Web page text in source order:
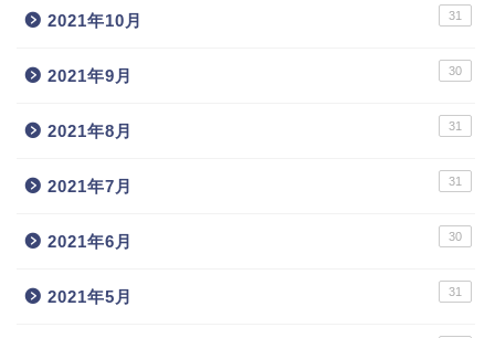
2021年10月 31
2021年9月 30
2021年8月 31
2021年7月 31
2021年6月 30
2021年5月 31